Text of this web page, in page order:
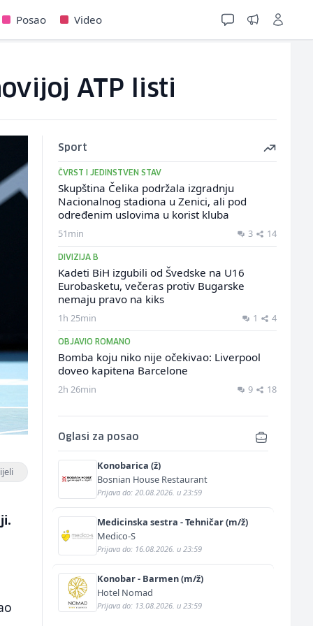
Posao Video
ATP listi
Sport
ČVRST I JEDINSTVEN STAV
Skupština Čelika podržala izgradnju
Nacionalnog stadiona u Zenici, ali pod
određenim uslovima u korist kluba
51min 3 14
DIVIZIJA B
Kadeti BiH izgubili od Švedske na U16
Eurobasketu, večeras protiv Bugarske
nemaju pravo na kiks
1h 25min 1 4
OBJAVIO ROMANO
Bomba koju niko nije očekivao: Liverpool
doveo kapitena Barcelone
2h 26min 9 18
Oglasi za posao
Konobarica (ž)
Bosnian House Restaurant
Prijava do: 20.08.2026. u 23:59
Medicinska sestra - Tehničar (m/ž)
Medico-S
Prijava do: 16.08.2026. u 23:59
Konobar - Barmen (m/ž)
Hotel Nomad
Prijava do: 13.08.2026. u 23:59